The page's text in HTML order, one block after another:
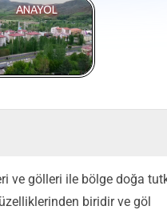
ANAYOL
ve gölleri ile bölge doğa
biridir ve göl